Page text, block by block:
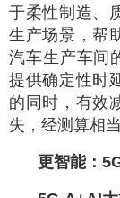
于柔性制造、
生产场景，帮
汽车生产车间
提供确定性时
的同时，有效
失，经测算相
更智能：